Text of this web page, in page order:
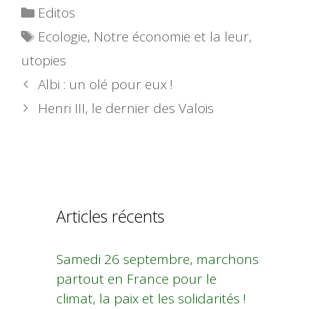
Catégories
Editos
Étiquettes
Ecologie, Notre économie et la leur,
utopies
Albi : un olé pour eux !
Henri III, le dernier des Valois
Articles récents
Samedi 26 septembre, marchons
partout en France pour le
climat, la paix et les solidarités !